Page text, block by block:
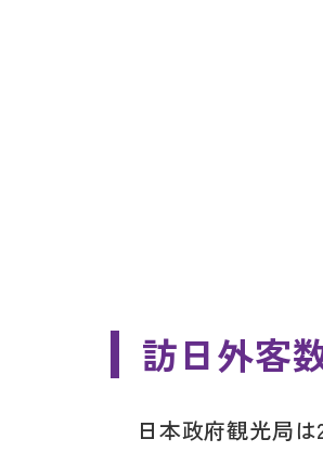
訪日外客
日本政府観光局